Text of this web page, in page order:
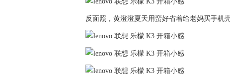
反面照，黄澄澄夏天用蛮好省着给老妈买手机